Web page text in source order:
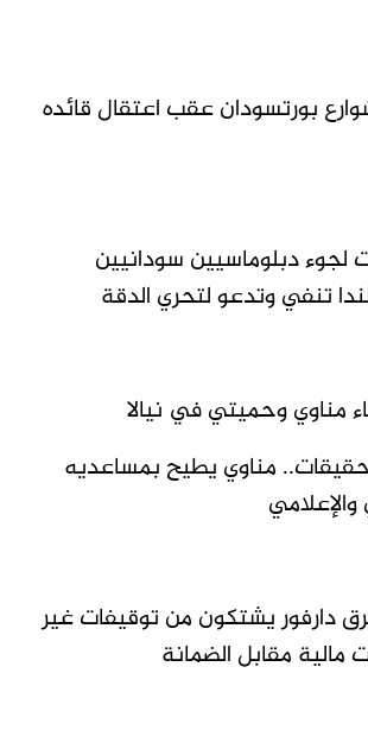
بورتسودان عقب اعتقال قائده
دبلوماسيين سودانيين
تنفي وتدعو لتحري الدقة
مناوي وحميتي في نيالا
مناوي يطيح بمساعديه
والإعلامي
دارفور يشتكون من توقيفات غير
مالية مقابل الضمانة